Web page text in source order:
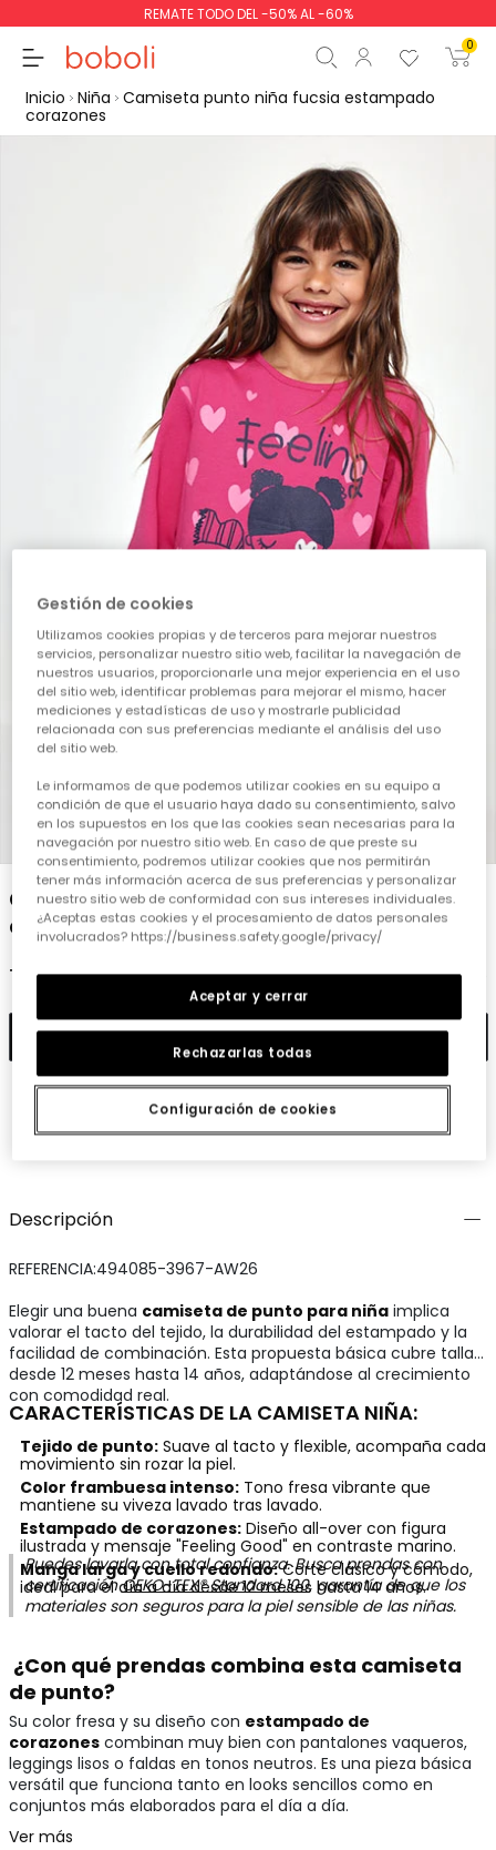
REMATE TODO DEL -50% AL -60%
0
Comenzar pedido
Inicio Niña Camiseta punto niña fucsia estampado
corazones
1 2 3 4 5
Camiseta punto niña fucsia estampado
corazones
12,95 €
Añadir
Descripción
REFERENCIA:494085-3967-AW26
Elegir una buena camiseta de punto para niñaimplica
valorar el tacto del tejido, la durabilidad del estampado y la
facilidad de combinación. Esta propuesta básica cubre tallas
desde 12 meses hasta 14 años, adaptándose al crecimiento
con comodidad real.
CARACTERÍSTICAS DE LA CAMISETA NIÑA:
Tejido de punto:Suave al tacto y flexible, acompaña cada
movimiento sin rozar la piel.
Color frambuesa intenso:Tono fresa vibrante que
mantiene su viveza lavado tras lavado.
Estampado de corazones:Diseño all-over con figura
ilustrada y mensaje "Feeling Good" en contraste marino.
Manga larga y cuello redondo:Corte clásico y cómodo,
ideal para el día a día desde 12 meses hasta 14 años.
Puedes lavarla con total confianza. Busca prendas con
certificaciónOEKO-TEX® Standard 100, garantía de que los
materiales son seguros para la piel sensible de las niñas.
¿Con qué prendas combina esta camiseta
de punto?
Su color fresa y su diseño con estampado de
corazonescombinan muy bien con pantalones vaqueros,
leggings lisos o faldas en tonos neutros. Es una pieza básica
versátil que funciona tanto en looks sencillos como en
conjuntos más elaborados para el día a día.
Ver más
Gestión de cookies
Utilizamos cookies propias y de terceros para mejorar nuestros
servicios, personalizar nuestro sitio web, facilitar la navegación de
nuestros usuarios, proporcionarle una mejor experiencia en el uso
del sitio web, identificar problemas para mejorar el mismo, hacer
mediciones y estadísticas de uso y mostrarle publicidad
relacionada con sus preferencias mediante el análisis del uso
del sitio web.
Le informamos de que podemos utilizar cookies en su equipo a
condición de que el usuario haya dado su consentimiento, salvo
en los supuestos en los que las cookies sean necesarias para la
navegación por nuestro sitio web. En caso de que preste su
consentimiento, podremos utilizar cookies que nos permitirán
tener más información acerca de sus preferencias y personalizar
nuestro sitio web de conformidad con sus intereses individuales.
¿Aceptas estas cookies y el procesamiento de datos personales
involucrados? https://business.safety.google/privacy/
Configuración de cookies
Rechazarlas todas
Aceptar y cerrar